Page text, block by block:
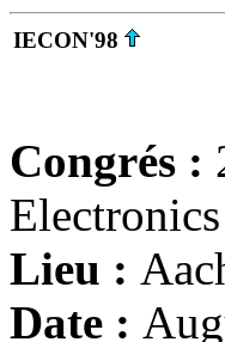
IECON'98
Congrés :
Lieu :
Date :